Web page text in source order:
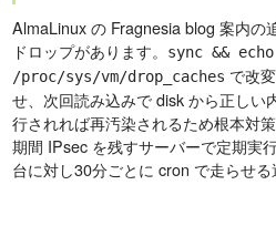
AlmaLinux の Fragnesia blog 案内の
ドロップがあります。
sync &&
/proc/sys/vm/drop_caches で改
せ、次回読み込みで disk から正しい
行されれば再汚染されるため根本対
期間 IPsec を残すサーバーで定期実
台に対し30分ごとに cron で走らせる